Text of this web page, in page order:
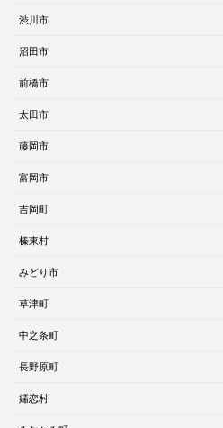
渋川市
沼田市
前橋市
太田市
藤岡市
富岡市
吉岡町
榛東村
みどり市
草津町
中之条町
長野原町
嬬恋村